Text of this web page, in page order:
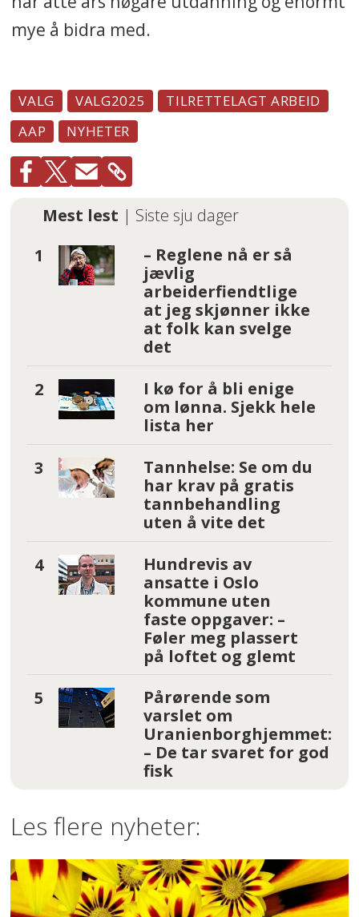
mye å bidra med.
VALG VALG2025
TILRETTELAGT ARBEID
AAP
NYHETER
Mest lest | Siste sju dager
– Reglene nå er så
jævlig
arbeiderfiendtlige
at jeg skjønner ikke
at folk kan svelge
det
I kø for å bli enige
om lønna. Sjekk hele
lista her
Tannhelse: Se om du
har krav på gratis
tannbehandling
uten å vite det
Hundrevis av
ansatte i Oslo
kommune uten
faste oppgaver: –
Føler meg plassert
på loftet og glemt
Pårørende som
varslet om
Uranienborghjemmet:
– De tar svaret for god
fisk
Les flere nyheter: